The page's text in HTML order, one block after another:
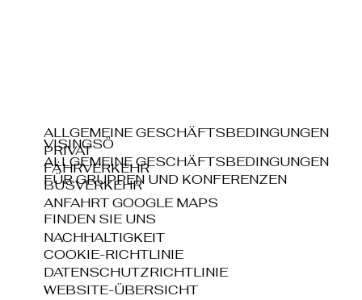
WEBSITE-ÜBERSICHT
DATENSCHUTZRICHTLINIE
COOKIE-RICHTLINIE
NACHHALTIGKEIT
FINDEN SIE UNS
ANFAHRT GOOGLE MAPS
BUSVERKEHR
FÄHRVERKEHR
ALLGEMEINE GESCHÄFTSBEDINGUNGEN
FÜR GRUPPEN UND KONFERENZEN
VISINGSÖ
ALLGEMEINE GESCHÄFTSBEDINGUNGEN
PRIVAT